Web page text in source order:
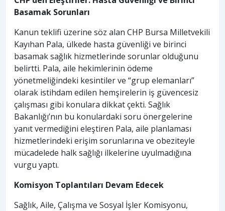
Basamak Sorunları
Kanun teklifi üzerine söz alan CHP Bursa Milletvekili
Kayıhan Pala, ülkede hasta güvenliği ve birinci
basamak sağlık hizmetlerinde sorunlar olduğunu
belirtti. Pala, aile hekimlerinin ödeme
yönetmeliğindeki kesintiler ve “grup elemanları”
olarak istihdam edilen hemşirelerin iş güvencesiz
çalışması gibi konulara dikkat çekti. Sağlık
Bakanlığı’nın bu konulardaki soru önergelerine
yanıt vermediğini eleştiren Pala, aile planlaması
hizmetlerindeki erişim sorunlarına ve obeziteyle
mücadelede halk sağlığı ilkelerine uyulmadığına
vurgu yaptı.
Komisyon Toplantıları Devam Edecek
Sağlık, Aile, Çalışma ve Sosyal İşler Komisyonu,